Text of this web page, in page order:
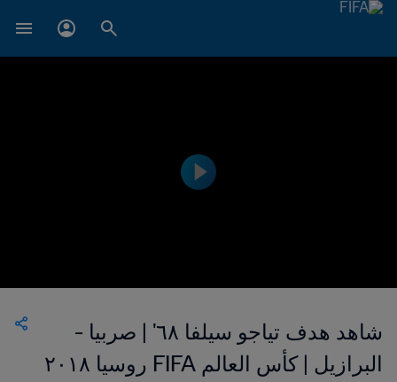
شاهد هدف تياجو سيلفا ٦٨' | صربيا -
البرازيل | كأس العالم FIFA روسيا ٢٠١٨